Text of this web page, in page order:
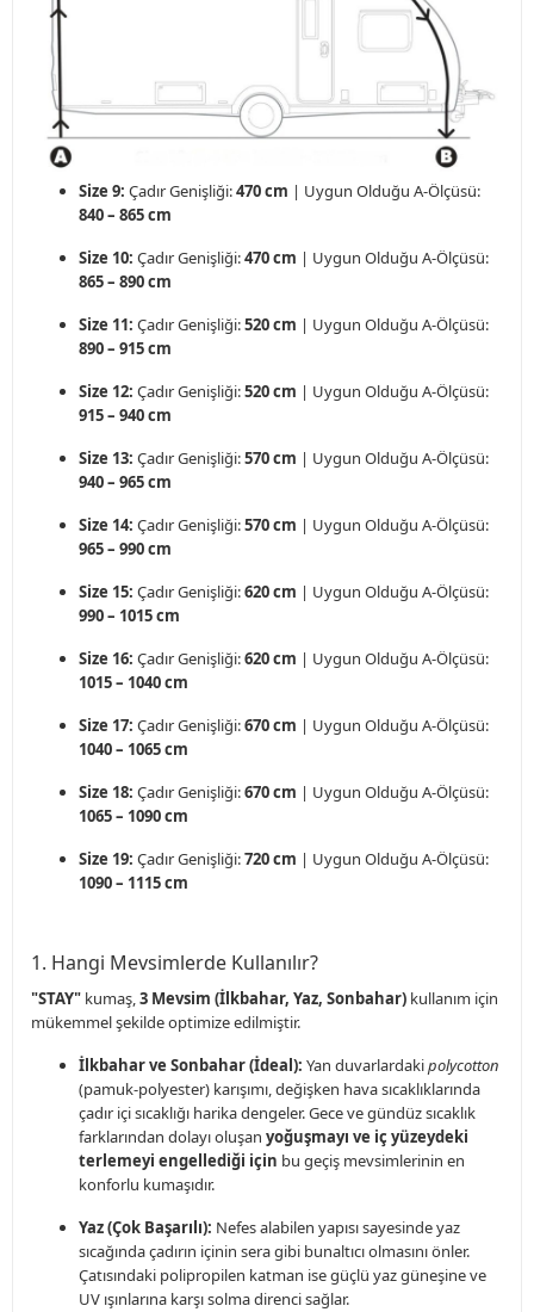
Size 9: Çadır Genişliği:470 cm | Uygun Olduğu A-Ölçüsü:
840 – 865 cm
Size 10: Çadır Genişliği:470 cm | Uygun Olduğu A-Ölçüsü:
865 – 890 cm
Size 11: Çadır Genişliği:520 cm | Uygun Olduğu A-Ölçüsü:
890 – 915 cm
Size 12: Çadır Genişliği:520 cm | Uygun Olduğu A-Ölçüsü:
915 – 940 cm
Size 13: Çadır Genişliği:570 cm | Uygun Olduğu A-Ölçüsü:
940 – 965 cm
Size 14: Çadır Genişliği:570 cm | Uygun Olduğu A-Ölçüsü:
965 – 990 cm
Size 15: Çadır Genişliği:620 cm | Uygun Olduğu A-Ölçüsü:
990 – 1015 cm
Size 16: Çadır Genişliği:620 cm | Uygun Olduğu A-Ölçüsü:
1015 – 1040 cm
Size 17: Çadır Genişliği:670 cm | Uygun Olduğu A-Ölçüsü:
1040 – 1065 cm
Size 18: Çadır Genişliği:670 cm | Uygun Olduğu A-Ölçüsü:
1065 – 1090 cm
Size 19: Çadır Genişliği:720 cm | Uygun Olduğu A-Ölçüsü:
1090 – 1115 cm
1. Hangi Mevsimlerde Kullanılır?
"STAY" kumaş,3 Mevsim (İlkbahar, Yaz, Sonbahar) kullanım için
mükemmel şekilde optimize edilmiştir.
İlkbahar ve Sonbahar (İdeal): Yan duvarlardakipolycotton
(pamuk-polyester) karışımı, değişken hava sıcaklıklarında
çadır içi sıcaklığı harika dengeler. Gece ve gündüz sıcaklık
farklarından dolayı oluşan yoğuşmayı ve iç yüzeydeki
terlemeyi engellediği için bu geçiş mevsimlerinin en
konforlu kumaşıdır.
Yaz (Çok Başarılı): Nefes alabilen yapısı sayesinde yaz
sıcağında çadırın içinin sera gibi bunaltıcı olmasını önler.
Çatısındaki polipropilen katman ise güçlü yaz güneşine ve
UV ışınlarına karşı solma direnci sağlar.